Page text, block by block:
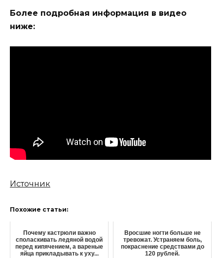
Более подробная информация в видео
ниже:
Источник
Похожие статьи:
Почему кастрюли важно
споласкивать ледяной водой
перед кипячением, а вареные
яйца прикладывать к уху...
Вросшие ногти больше не
тревожат. Устраняем боль,
покраснение средствами до
120 рублей.